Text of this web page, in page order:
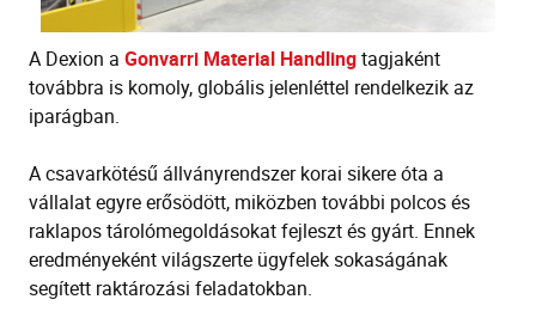
A Dexion a Gonvarri Material Handlingtagjaként
továbbra is komoly, globális jelenléttel rendelkezik az
iparágban.
A csavarkötésű állványrendszer korai sikere óta a
vállalat egyre erősödött, miközben további polcos és
raklapos tárolómegoldásokat fejleszt és gyárt. Ennek
eredményeként világszerte ügyfelek sokaságának
segített raktározási feladatokban.